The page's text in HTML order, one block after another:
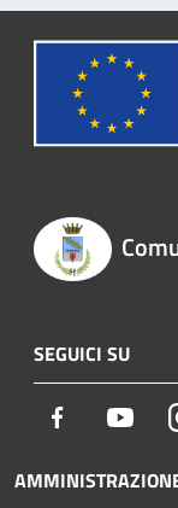
SEGUICI SU
Facebook